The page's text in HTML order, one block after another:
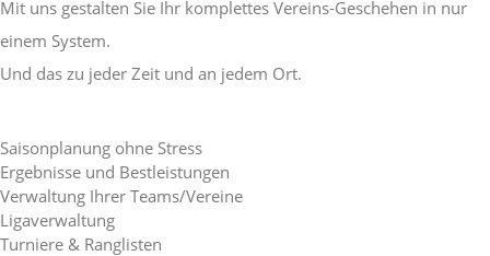
Mit uns gestalten Sie Ihr komplettes Vereins-Geschehen in nur
einem System.
Und das zu jeder Zeit und an jedem Ort.
Saisonplanung ohne Stress
Ergebnisse und Bestleistungen
Verwaltung Ihrer Teams/Vereine
Ligaverwaltung
Turniere & Ranglisten